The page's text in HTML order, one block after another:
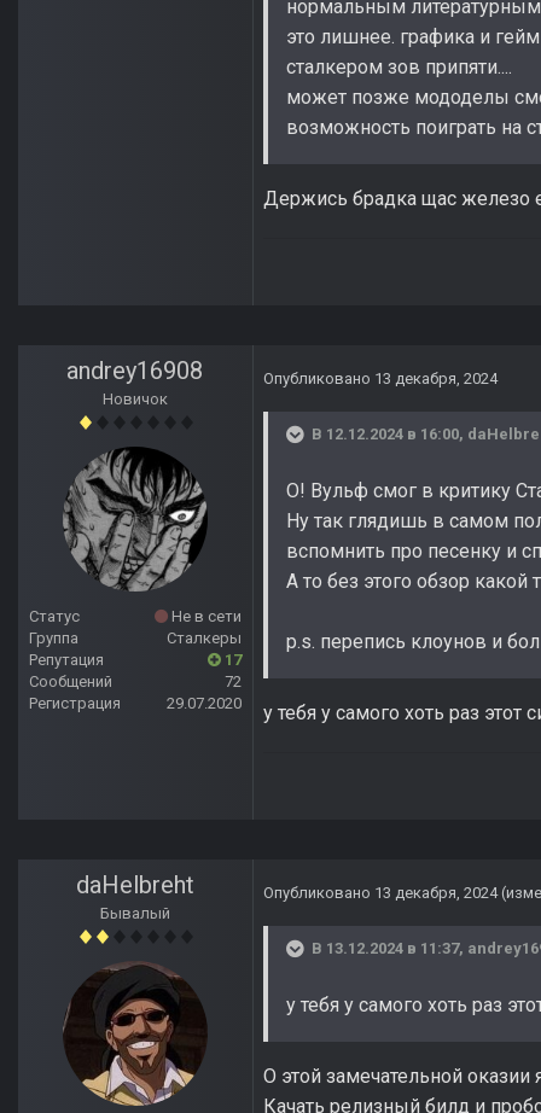
нормальным литературным
это лишнее. графика и
сталкером зов припяти....
может позже мододелы
возможность поиграть на
Держись брадка щас железо
andrey16908
Новичок
Статус
Не в сети
Группа
Сталкеры
Репутация
17
Сообщений
72
Регистрация
29.07.2020
Опубликовано 13 декабря, 2024
В 12.12.2024 в 16:00,
О! Вульф смог в критику
Ну так глядишь в самом
вспомнить про песенку и
А то без этого обзор какой
p.s. перепись клоунов и
у тебя у самого хоть раз
daHelbreht
Бывалый
Опубликовано 13 декабря, 2024
В 13.12.2024 в 11:37,
у тебя у самого хоть раз
О этой замечательной оказии
Качать релизный билд и